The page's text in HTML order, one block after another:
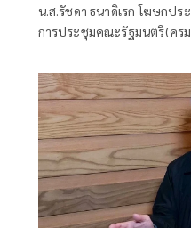
น.ส.รัชดา ธนาดิเรก โฆษกป
การประชุมคณะรัฐมนตรี(ครม
ร่วมรัฐบาลและนายกฯไปแล้
ทำงานร่วมกันอย่างเต็มที่